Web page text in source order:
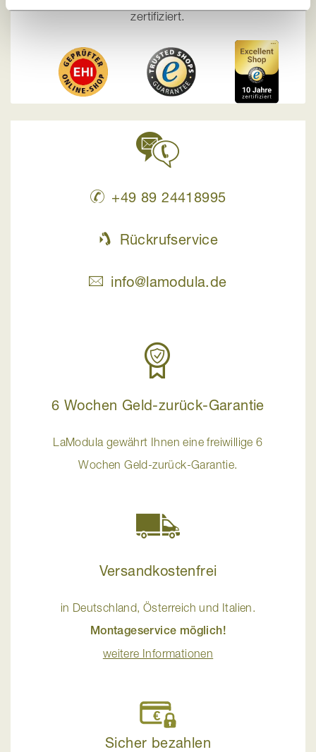
zertifiziert.
+49 89 24418995
Rückrufservice
info@lamodula.de
6 Wochen Geld-zurück-Garantie
LaModula gewährt Ihnen eine freiwillige 6
Wochen Geld-zurück-Garantie.
Versandkostenfrei
in Deutschland, Österreich und Italien.
Montageservice möglich!
weitere Informationen
Sicher bezahlen